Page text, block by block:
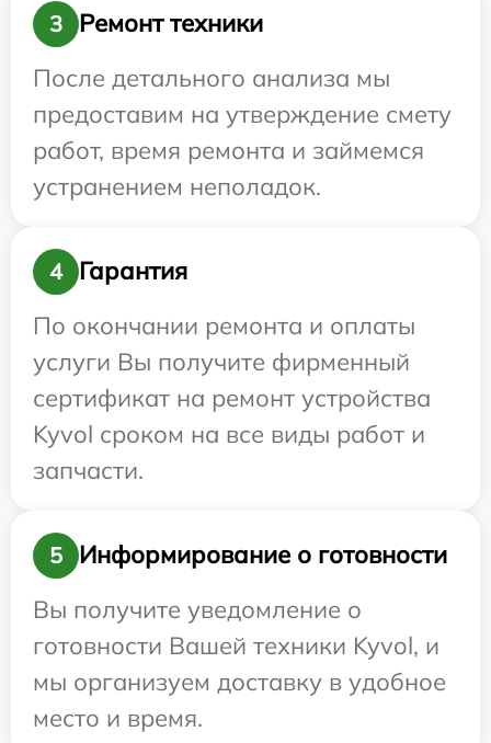
3
Ремонт техники
После детального анализа мы
предоставим на утверждение смету
работ, время ремонта и займемся
устранением неполадок.
4
Гарантия
По окончании ремонта и оплаты
услуги Вы получите фирменный
сертификат на ремонт устройства
Kyvol сроком на все виды работ и
запчасти.
5
Информирование о готовности
Вы получите уведомление о
готовности Вашей техники Kyvol, и
мы организуем доставку в удобное
место и время.